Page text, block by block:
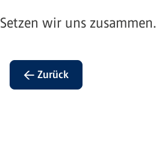
Setzen wir uns zusammen.
← Zurück